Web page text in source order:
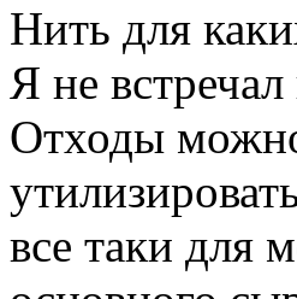
Нить для
Я не
Отходы
все таки для